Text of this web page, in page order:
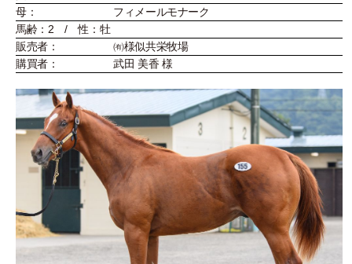
母：
フィメールモナーク
馬齢：2 / 性：牡
販売者：
㈲様似共栄牧場
購買者：
武田 美香 様